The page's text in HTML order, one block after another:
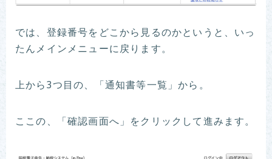
では、登録番号をどこから見るのかというと、いっ
たんメインメニューに戻ります。
上から3つ目の、「通知書等一覧」から。
ここの、「確認画面へ」をクリックして進みます。